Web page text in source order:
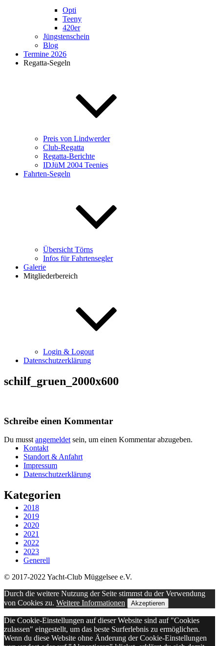
Opti
Teeny
420er
Jüngstenschein
Blog
Termine 2026
Regatta-Segeln
Preis von Lindwerder
Club-Regatta
Regatta-Berichte
IDJüM 2004 Teenies
Fahrten-Segeln
Übersicht Törns
Infos für Fahrtensegler
Galerie
Mitgliederbereich
Login & Logout
Datenschutzerklärung
schilf_gruen_2000x600
Schreibe einen Kommentar
Du musst angemeldet sein, um einen Kommentar abzugeben.
Kontakt
Standort & Anfahrt
Impressum
Datenschutzerklärung
Kategorien
2018
2019
2020
2021
2022
2023
Generell
© 2017-2022 Yacht-Club Müggelsee e.V.
Durch die weitere Nutzung der Seite stimmst du der Verwendung
von Cookies zu. Weitere Informationen Akzeptieren
Die Cookie-Einstellungen auf dieser Website sind auf "Cookies
zulassen" eingestellt, um das beste Surferlebnis zu ermöglichen.
Wenn du diese Website ohne Änderung der Cookie-Einstellungen